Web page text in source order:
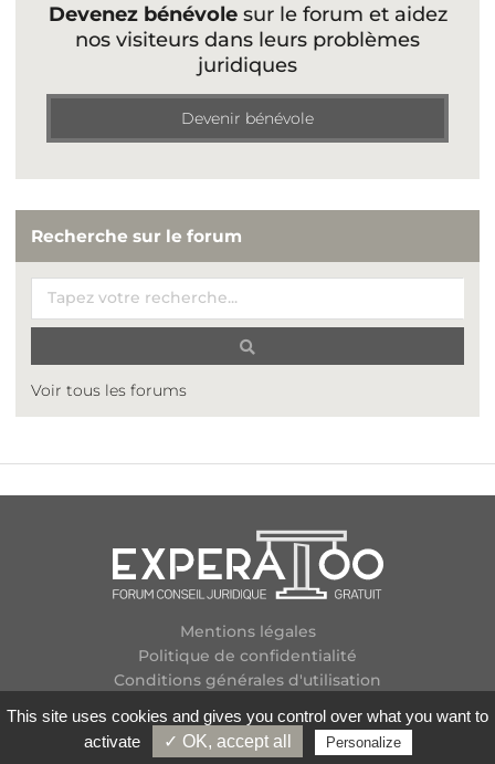
Devenez bénévolesur le forum et aidez
nos visiteurs dans leurs problèmes
juridiques
Devenir bénévole
Recherche sur le forum
Voir tous les forums
Mentions légales
Politique de confidentialité
Conditions générales d'utilisation
Contactez-nous
Flux RSS
This site uses cookies and gives you control over what you want to
activate
✓ OK, accept all Personalize